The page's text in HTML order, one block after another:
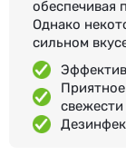
обеспечивая
Однако
сильном
свежести